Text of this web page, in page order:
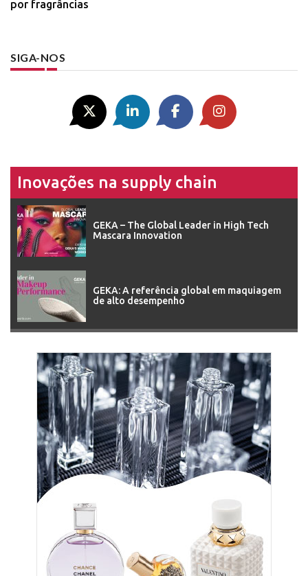
por fragrâncias
SIGA-NOS
Inovações na supply chain
GEKA – The Global Leader in High Tech
Mascara Innovation
GEKA: A referência global em maquiagem
de alto desempenho